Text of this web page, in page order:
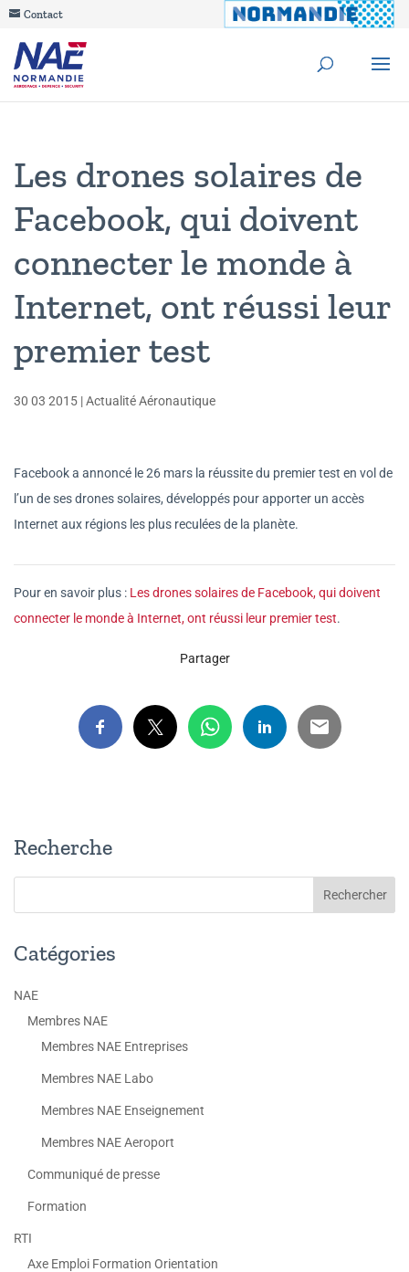
Contact
Les drones solaires de
Facebook, qui doivent
connecter le monde à
Internet, ont réussi leur
premier test
30 03 2015 |Actualité Aéronautique
Facebook a annoncé le 26 mars la réussite du premier test en vol de
l’un de ses drones solaires, développés pour apporter un accès
Internet aux régions les plus reculées de la planète.
Pour en savoir plus : Les drones solaires de Facebook, qui doivent
connecter le monde à Internet, ont réussi leur premier test.
Partager
Recherche
Catégories
NAE
Membres NAE
Membres NAE Entreprises
Membres NAE Labo
Membres NAE Enseignement
Membres NAE Aeroport
Communiqué de presse
Formation
RTI
Axe Emploi Formation Orientation